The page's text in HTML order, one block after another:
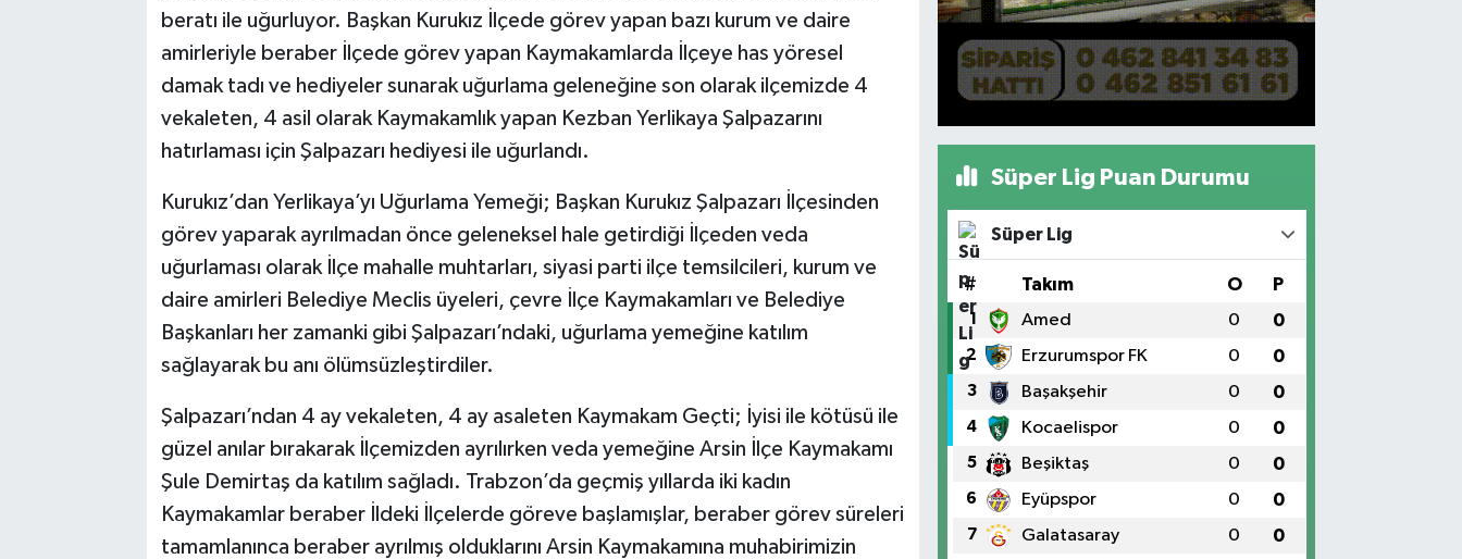
beratı ile uğurluyor. Başkan Kurukız İlçede görev yapan bazı kurum ve daire
amirleriyle beraber İlçede görev yapan Kaymakamlarda İlçeye has yöresel
damak tadı ve hediyeler sunarak uğurlama geleneğine son olarak ilçemizde 4
vekaleten, 4 asil olarak Kaymakamlık yapan Kezban Yerlikaya Şalpazarını
hatırlaması için Şalpazarı hediyesi ile uğurlandı.
Kurukız’dan Yerlikaya’yı Uğurlama Yemeği; Başkan Kurukız Şalpazarı İlçesinden
görev yaparak ayrılmadan önce geleneksel hale getirdiği İlçeden veda
uğurlaması olarak İlçe mahalle muhtarları, siyasi parti ilçe temsilcileri, kurum ve
daire amirleri Belediye Meclis üyeleri, çevre İlçe Kaymakamları ve Belediye
Başkanları her zamanki gibi Şalpazarı’ndaki, uğurlama yemeğine katılım
sağlayarak bu anı ölümsüzleştirdiler.
Şalpazarı’ndan 4 ay vekaleten, 4 ay asaleten Kaymakam Geçti; İyisi ile kötüsü ile
güzel anılar bırakarak İlçemizden ayrılırken veda yemeğine Arsin İlçe Kaymakamı
Şule Demirtaş da katılım sağladı. Trabzon’da geçmiş yıllarda iki kadın
Kaymakamlar beraber İldeki İlçelerde göreve başlamışlar, beraber görev süreleri
tamamlanınca beraber ayrılmış olduklarını Arsin Kaymakamına muhabirimizin
Süper Lig Puan Durumu
Süper Lig
# Takım O P
1 Amed 0 0
2 Erzurumspor FK 0 0
3 Başakşehir 0 0
4 Kocaelispor 0 0
5 Beşiktaş 0 0
6 Eyüpspor 0 0
7 Galatasaray 0 0